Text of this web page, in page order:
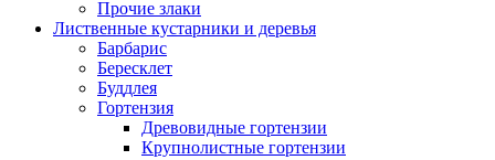
Прочие злаки
Лиственные кустарники и деревья
Барбарис
Бересклет
Буддлея
Гортензия
Древовидные гортензии
Крупнолистные гортензии